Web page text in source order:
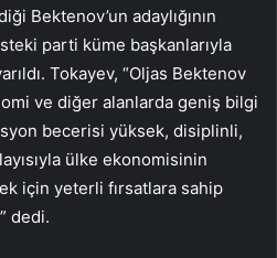
Bektenov’un adaylığının
parti küme başkanlarıyla
Tokayev, “Oljas Bektenov
ve diğer alanlarda geniş bilgi
becerisi yüksek, disiplinli,
ülke ekonomisinin
için yeterli fırsatlara sahip
dedi.